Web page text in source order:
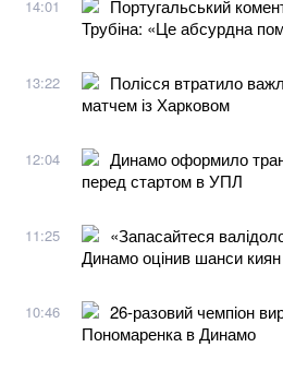
14:01
Португальський
Трубіна: «Це абсурдна
13:22
Полісся втратило
матчем із Харковом
12:04
Динамо оформило
перед стартом в УПЛ
11:25
«Запасайтеся
Динамо оцінив шанси
10:46
26-разовий чемпіон
Пономаренка в Динамо